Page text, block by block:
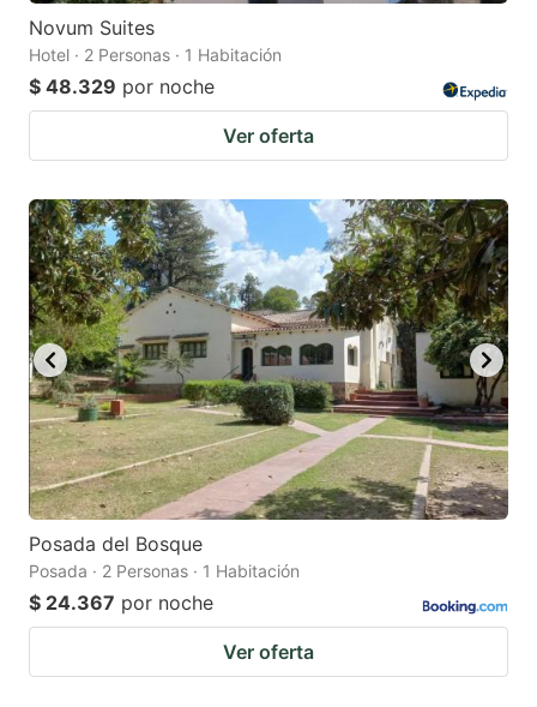
Novum Suites
Hotel · 2 Personas · 1 Habitación
$ 48.329 por noche
Ver oferta
Posada del Bosque
Posada · 2 Personas · 1 Habitación
$ 24.367 por noche
Ver oferta